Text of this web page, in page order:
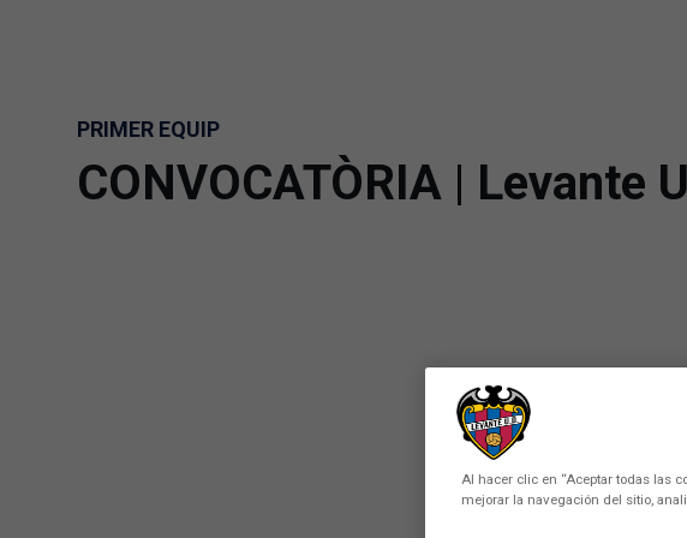
PRIMER EQUIP
CONVOCATÒRIA | Levante
Al hacer clic en “Aceptar todas las
mejorar la navegación del sitio,